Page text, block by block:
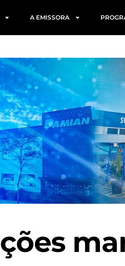
A EMISSORA